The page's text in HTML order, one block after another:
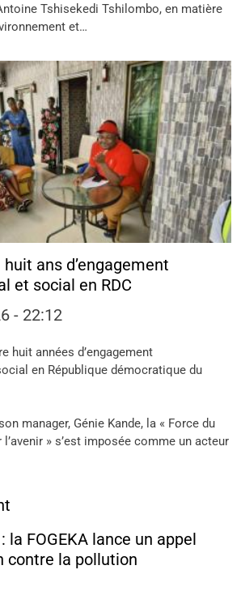
Tshisekedi Tshilombo, en matière
et…
huit ans d’engagement
et social en RDC
- 22:12
huit années d’engagement
en République démocratique du
manager, Génie Kande, la « Force du
» s’est imposée comme un acteur
la FOGEKA lance un appel
contre la pollution